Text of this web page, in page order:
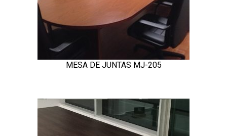
MESA DE JUNTAS MJ-205